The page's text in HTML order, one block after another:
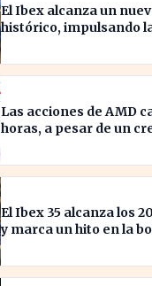
El Ibex alcanza un
histórico, impulsando
Las acciones de AMD
horas, a pesar de un
El Ibex 35 alcanza los
y marca un hito en la